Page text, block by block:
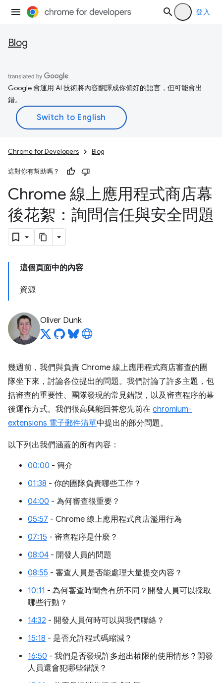
登入
Blog
Google 會運用 AI 技術將內容翻譯成你偏好的語言，但可能會出
錯。
Chrome for Developers Blog
這對你有幫助嗎？
Chrome 線上應用程式商店幕
後花絮：詢問信任與安全問題
這個頁面中的內容
資源
Oliver Dunk
幾週前，我們與負責 Chrome 線上應用程式商店審查的團
隊坐下來，討論各位提出的問題。我們討論了許多主題，包
括審查的重要性、團隊發現的常見錯誤，以及審查程序的幕
後運作方式。我們很高興能回答您先前在 chromium-
extensions 電子郵件清單中提出的部分問題。
以下列出我們涵蓋的所有內容：
00:00 - 簡介
01:38 - 你的團隊負責哪些工作？
04:00 - 為何審查很重要？
05:57 - Chrome 線上應用程式商店濫用行為
07:15 - 審查程序是什麼？
08:04 - 開發人員的問題
08:55 - 審查人員是否能處理大量提交內容？
10:11 - 為何審查時間會有所不同？開發人員可以採取
哪些行動？
14:32 - 開發人員何時可以與我們聯絡？
15:18 - 是否允許程式碼縮減？
16:50 - 我們是否發現許多超出權限的使用情形？開發
人員還會犯哪些錯誤？